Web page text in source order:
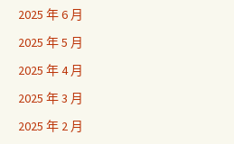
2025 年 6 月
2025 年 5 月
2025 年 4 月
2025 年 3 月
2025 年 2 月